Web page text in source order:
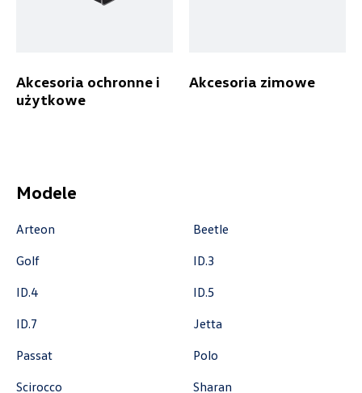
Akcesoria ochronne i
użytkowe
Akcesoria zimowe
Auto-Blak
czesci.farbiarska@auto-blak.pl
marcin.fujawa@vw.auto-gazda.pl
Modele
Arteon
Beetle
Golf
ID.3
ID.4
ID.5
ID.7
Jetta
Passat
Polo
Scirocco
Sharan